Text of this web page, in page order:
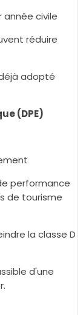
année civile
réduire
adopté
(DPE)
performance
de tourisme
la classe D
d'une